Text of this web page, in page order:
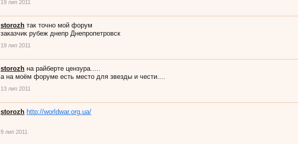
19 лип 2011
storozh так точно мой форум
заказчик рубеж днепр Днепропетровск
19 лип 2011
storozh на райберте цензура.....
а на моём форуме есть место для звезды и чести....
13 лип 2011
storozh http://worldwar.org.ua/
9 лип 2011